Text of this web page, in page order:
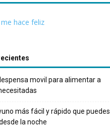
hace feliz
movil para alimentar a
más fácil y rápido que puedes
la noche